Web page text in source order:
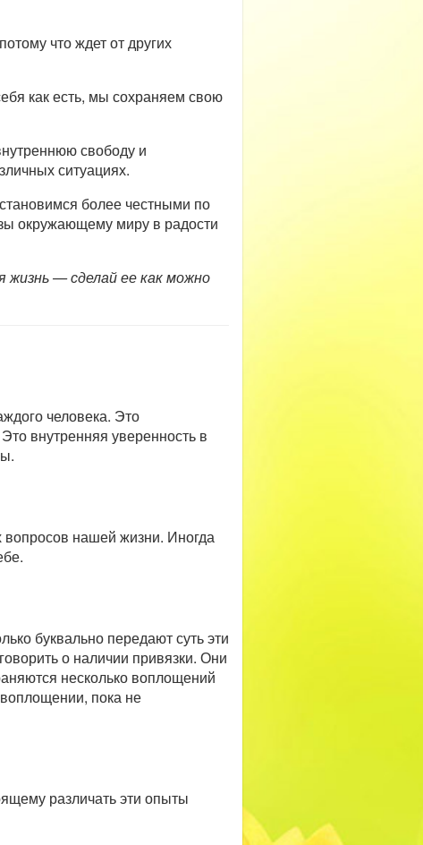
что ждет от других
как есть, мы сохраняем свою
свободу и
ситуациях.
более честными по
окружающему миру в радости
жизнь — сделай ее как можно
человека. Это
внутренняя уверенность в
нашей жизни. Иногда
буквально передают суть эти
о наличии привязки. Они
несколько воплощений
пока не
различать эти опыты